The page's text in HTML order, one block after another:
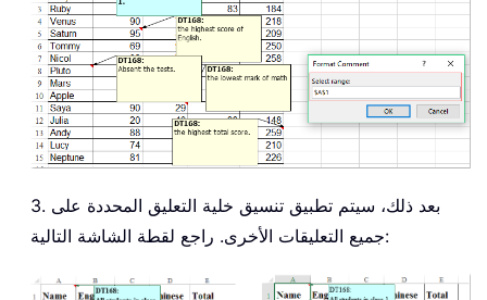
3. بعد ذلك، سيتم تطبيق تنسيق خلية التعليق المحددة على
جميع التعليقات الأخرى. راجع لقطة الشاشة التالية: